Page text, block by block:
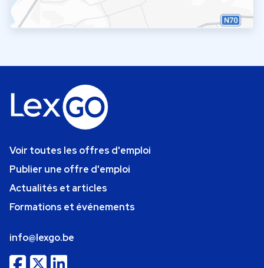
Voir toutes les offres d'emploi
Publier une offre d'emploi
Actualités et articles
Formations et événements
info@lexgo.be